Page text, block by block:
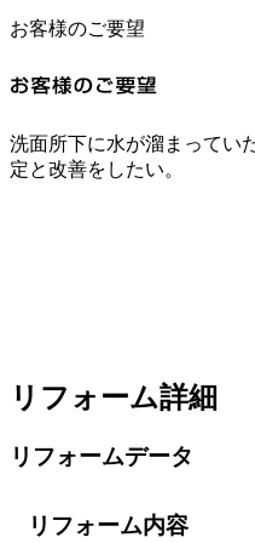
お客様のご要望
洗面所下に水が溜まってい
定と改善をしたい。
リフォーム詳細
リフォームデータ
リフォーム内容